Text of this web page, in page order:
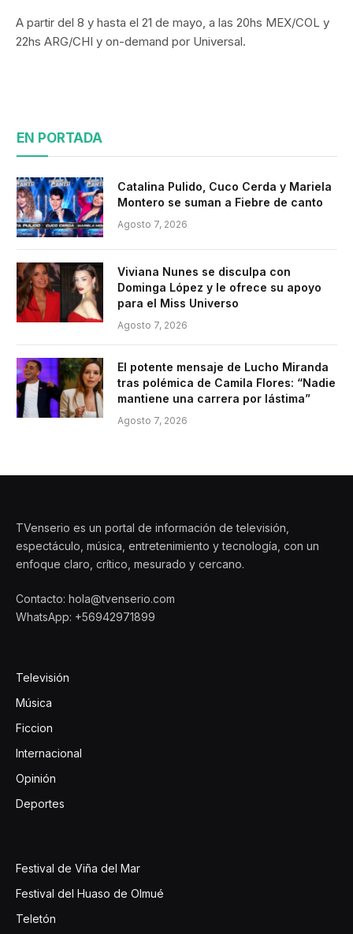
A partir del 8 y hasta el 21 de mayo, a las 20hs MEX/COL y
22hs ARG/CHI y on-demand por Universal.
EN PORTADA
Catalina Pulido, Cuco Cerda y Mariela
Montero se suman a Fiebre de canto
Agosto 7, 2026
Viviana Nunes se disculpa con
Dominga López y le ofrece su apoyo
para el Miss Universo
Agosto 7, 2026
El potente mensaje de Lucho Miranda
tras polémica de Camila Flores: “Nadie
mantiene una carrera por lástima”
Agosto 7, 2026
TVenserio es un portal de información de televisión,
espectáculo, música, entretenimiento y tecnología, con un
enfoque claro, crítico, mesurado y cercano.
Contacto: hola@tvenserio.com
WhatsApp: +56942971899
Televisión
Música
Ficcion
Internacional
Opinión
Deportes
Festival de Viña del Mar
Festival del Huaso de Olmué
Teletón